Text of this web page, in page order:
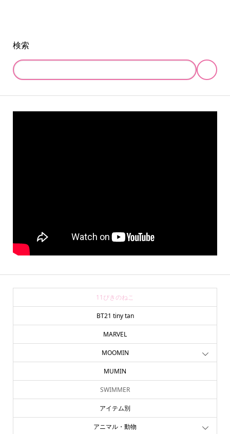
検索
11ぴきのねこ
BT21 tiny tan
MARVEL
MOOMIN
MUMIN
SWIMMER
アイテム別
アニマル・動物